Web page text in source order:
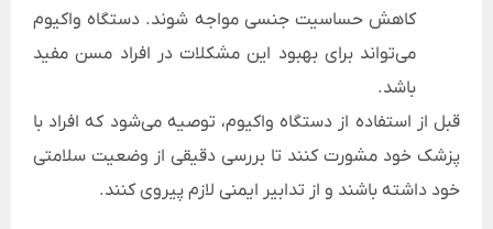
کاهش حساسیت جنسی مواجه شوند. دستگاه واکیوم
می‌تواند برای بهبود این مشکلات در افراد مسن مفید
باشد.
قبل از استفاده از دستگاه واکیوم، توصیه می‌شود که افراد با
پزشک خود مشورت کنند تا بررسی دقیقی از وضعیت سلامتی
خود داشته باشند و از تدابیر ایمنی لازم پیروی کنند.